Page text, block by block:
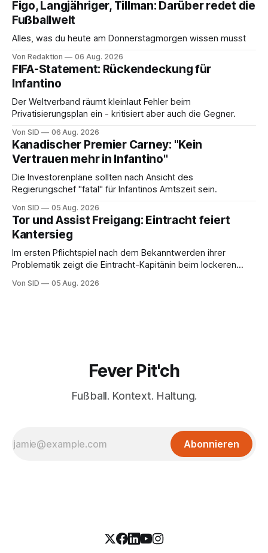
Figo, Langjähriger, Tillman: Darüber redet die
Fußballwelt
Alles, was du heute am Donnerstagmorgen wissen musst
Von Redaktion 06 Aug. 2026
FIFA-Statement: Rückendeckung für
Infantino
Der Weltverband räumt kleinlaut Fehler beim
Privatisierungsplan ein - kritisiert aber auch die Gegner.
Von SID 06 Aug. 2026
Kanadischer Premier Carney: "Kein
Vertrauen mehr in Infantino"
Die Investorenpläne sollten nach Ansicht des
Regierungschef "fatal" für Infantinos Amtszeit sein.
Von SID 05 Aug. 2026
Tor und Assist Freigang: Eintracht feiert
Kantersieg
Im ersten Pflichtspiel nach dem Bekanntwerden ihrer
Problematik zeigt die Eintracht-Kapitänin beim lockeren
Von SID 05 Aug. 2026
Fever Pit'ch
Fußball. Kontext. Haltung.
Abonnieren